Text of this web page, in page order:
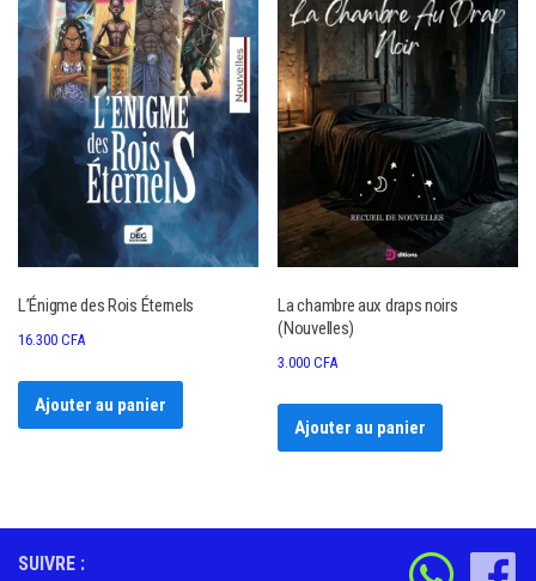
L’Énigme des Rois Éternels
16.300 CFA
Ajouter au panier
La chambre aux draps noirs
(Nouvelles)
3.000CFA
Ajouter au panier
SUIVRE :